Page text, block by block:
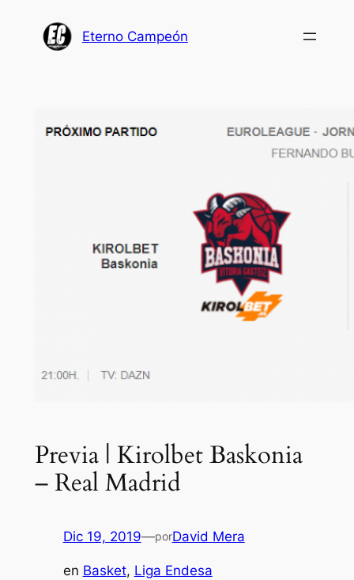
Eterno Campeón
Previa | Kirolbet Baskonia
– Real Madrid
Dic 19, 2019—porDavid Mera
en Basket, Liga Endesa